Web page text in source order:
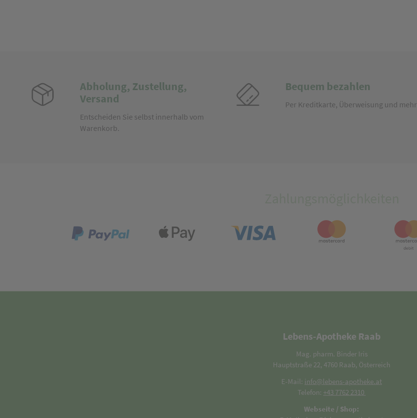
Abholung, Zustellung,
Versand
Entscheiden Sie selbst innerhalb vom
Warenkorb.
Bequem bezahlen
Per Kreditkarte, Überweisung und mehr
Lebens-Apotheke Raab
Mag. pharm. Binder Iris
Hauptstraße 22, 4760 Raab, Österreich
E-Mail: info@lebens-apotheke.at
Telefon: +43 7762 2310
Webseite / Shop: